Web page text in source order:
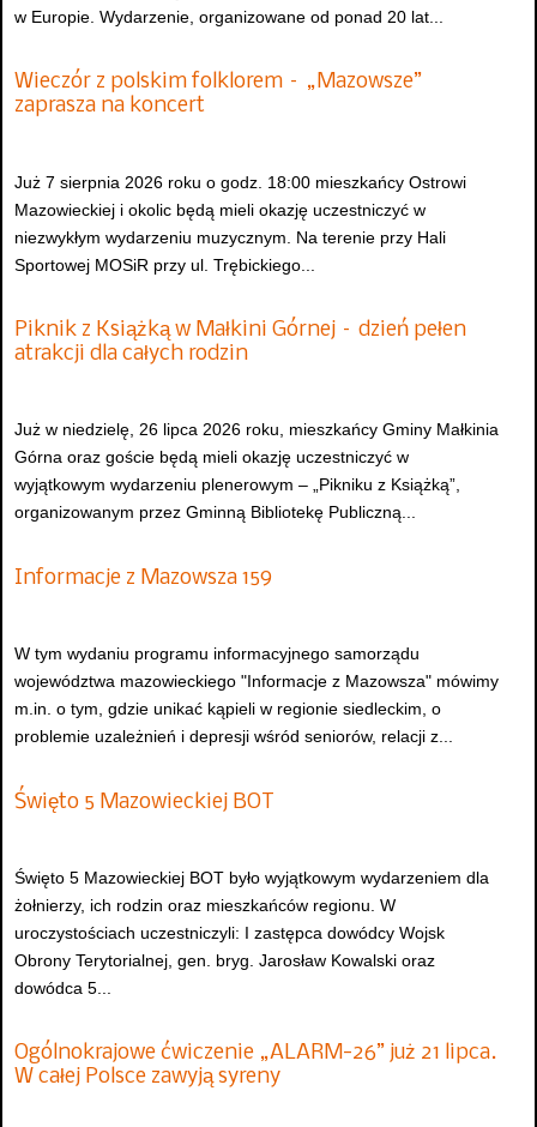
w Europie. Wydarzenie, organizowane od ponad 20 lat...
Wieczór z polskim folklorem – „Mazowsze”
zaprasza na koncert
Już 7 sierpnia 2026 roku o godz. 18:00 mieszkańcy Ostrowi
Mazowieckiej i okolic będą mieli okazję uczestniczyć w
niezwykłym wydarzeniu muzycznym. Na terenie przy Hali
Sportowej MOSiR przy ul. Trębickiego...
Piknik z Książką w Małkini Górnej – dzień pełen
atrakcji dla całych rodzin
Już w niedzielę, 26 lipca 2026 roku, mieszkańcy Gminy Małkinia
Górna oraz goście będą mieli okazję uczestniczyć w
wyjątkowym wydarzeniu plenerowym – „Pikniku z Książką”,
organizowanym przez Gminną Bibliotekę Publiczną...
Informacje z Mazowsza 159
W tym wydaniu programu informacyjnego samorządu
województwa mazowieckiego "Informacje z Mazowsza" mówimy
m.in. o tym, gdzie unikać kąpieli w regionie siedleckim, o
problemie uzależnień i depresji wśród seniorów, relacji z...
Święto 5 Mazowieckiej BOT
Święto 5 Mazowieckiej BOT było wyjątkowym wydarzeniem dla
żołnierzy, ich rodzin oraz mieszkańców regionu. W
uroczystościach uczestniczyli: I zastępca dowódcy Wojsk
Obrony Terytorialnej, gen. bryg. Jarosław Kowalski oraz
dowódca 5...
Ogólnokrajowe ćwiczenie „ALARM-26” już 21 lipca.
W całej Polsce zawyją syreny